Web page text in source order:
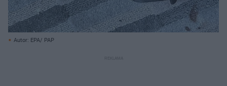
Autor: EPA/ PAP